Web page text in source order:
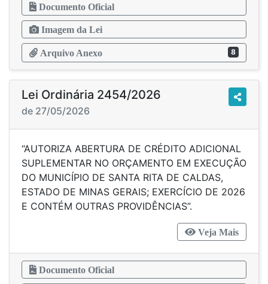
Documento Oficial
Imagem da Lei
Arquivo Anexo 8
Lei Ordinária 2454/2026
de 27/05/2026
“AUTORIZA ABERTURA DE CRÉDITO ADICIONAL
SUPLEMENTAR NO ORÇAMENTO EM EXECUÇÃO
DO MUNICÍPIO DE SANTA RITA DE CALDAS,
ESTADO DE MINAS GERAIS; EXERCÍCIO DE 2026
E CONTÉM OUTRAS PROVIDÊNCIAS”.
Veja Mais
Documento Oficial